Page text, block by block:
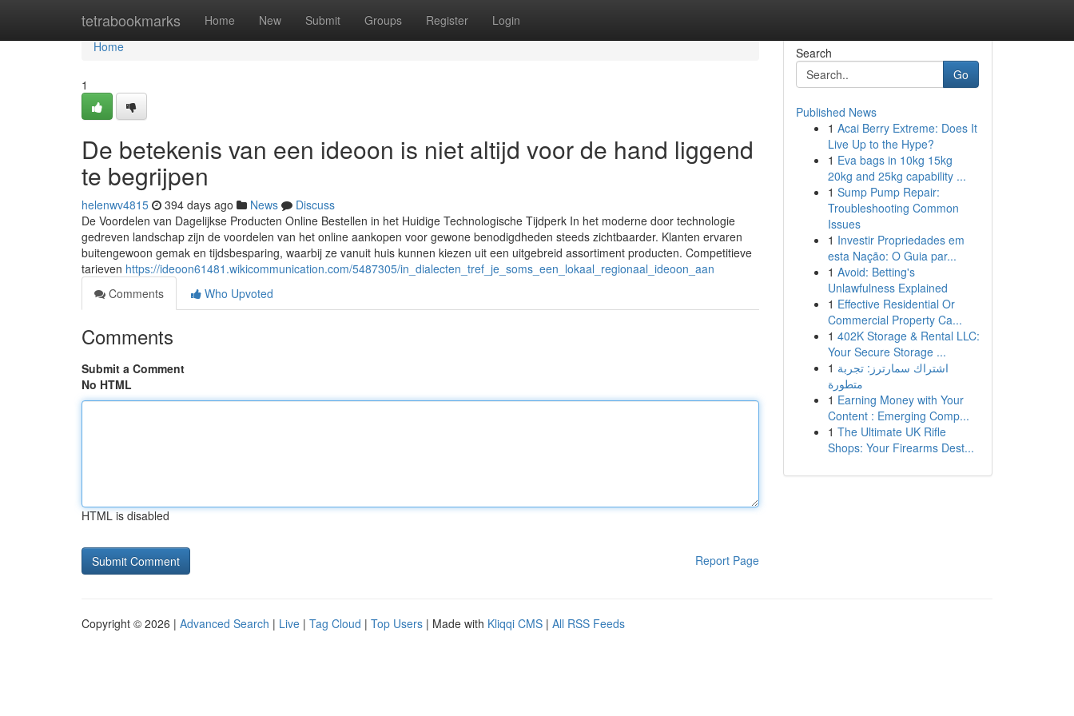
tetrabookmarks Home New Submit Groups Register Login
Home
Home
1
De betekenis van een ideoon is niet altijd voor de hand liggend
te begrijpen
helenwv4815 394 days ago News
Discuss
De Voordelen van Dagelijkse Producten Online Bestellen in het Huidige Technologische Tijdperk In het moderne door technologie
gedreven landschap zijn de voordelen van het online aankopen voor gewone benodigdheden steeds zichtbaarder. Klanten ervaren
buitengewoon gemak en tijdsbesparing, waarbij ze vanuit huis kunnen kiezen uit een uitgebreid assortiment producten. Competitieve
tarieven https://ideoon61481.wikicommunication.com/5487305/in_dialecten_tref_je_soms_een_lokaal_regionaal_ideoon_aan
Comments
Who Upvoted
Comments
Submit a Comment
No HTML
HTML is disabled
Report Page
Search
Go
Published News
1 Acai Berry Extreme: Does It
Live Up to the Hype?
1 Eva bags in 10kg 15kg
20kg and 25kg capability ...
1 Sump Pump Repair:
Troubleshooting Common
Issues
1 Investir Propriedades em
esta Nação: O Guia par...
1 Avoid: Betting's
Unlawfulness Explained
1 Effective Residential Or
Commercial Property Ca...
1 402K Storage & Rental LLC:
Your Secure Storage ...
1 اشتراك سمارترز: تجربة
متطورة
1 Earning Money with Your
Content : Emerging Comp...
1 The Ultimate UK Rifle
Shops: Your Firearms Dest...
Copyright © 2026 | Advanced Search | Live | Tag Cloud | Top Users | Made with Kliqqi CMS | All RSS Feeds